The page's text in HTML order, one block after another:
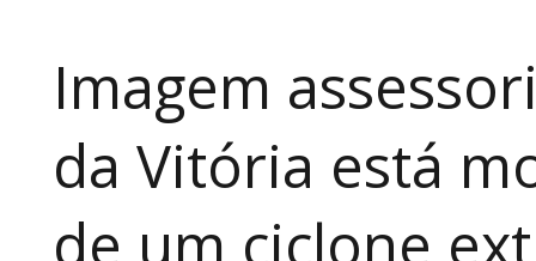
Imagem
da Vitória está
de um ciclone